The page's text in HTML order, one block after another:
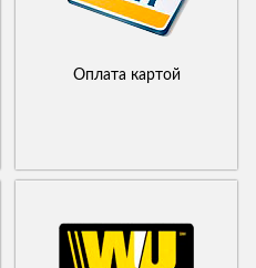
Оплата картой